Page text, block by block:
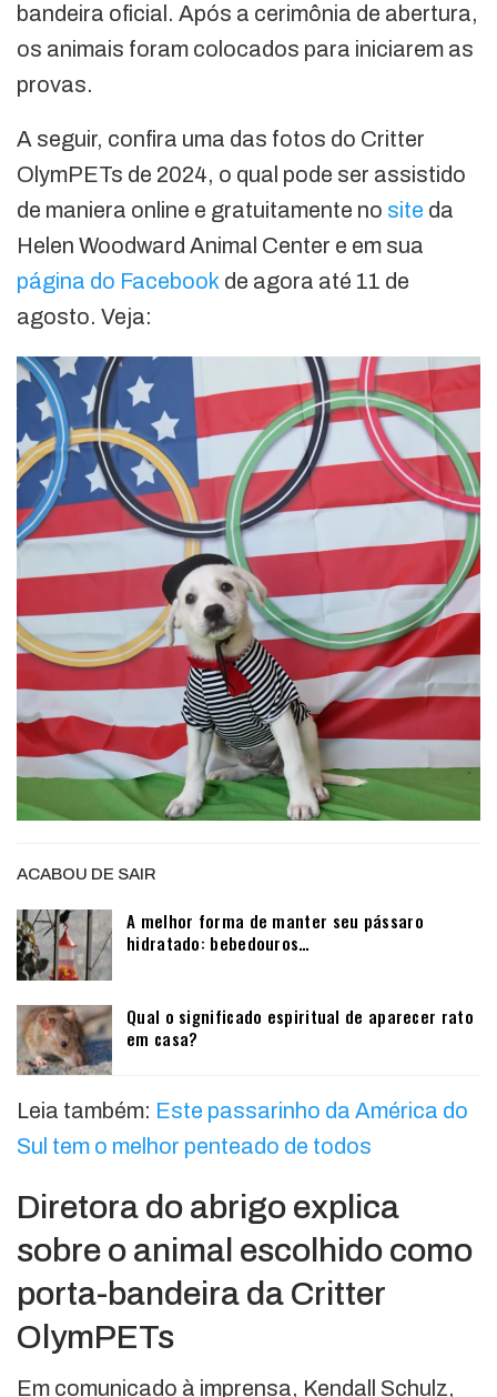
bandeira oficial. Após a cerimônia de abertura,
os animais foram colocados para iniciarem as
provas.
A seguir, confira uma das fotos do Critter
OlymPETs de 2024, o qual pode ser assistido
de maniera online e gratuitamente no site da
Helen Woodward Animal Center e em sua
página do Facebook de agora até 11 de
agosto. Veja:
ACABOU DE SAIR
A melhor forma de manter seu pássaro
hidratado: bebedouros…
Qual o significado espiritual de aparecer rato
em casa?
Leia também: Este passarinho da América do
Sul tem o melhor penteado de todos
Diretora do abrigo explica
sobre o animal escolhido como
porta-bandeira da Critter
OlymPETs
Em comunicado à imprensa, Kendall Schulz,